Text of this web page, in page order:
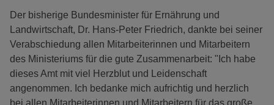
Der bisherige Bundesminister für Ernährung und
Landwirtschaft, Dr. Hans-Peter Friedrich, dankte bei seiner
Verabschiedung allen Mitarbeiterinnen und Mitarbeitern
des Ministeriums für die gute Zusammenarbeit: "Ich habe
dieses Amt mit viel Herzblut und Leidenschaft
angenommen. Ich bedanke mich aufrichtig und herzlich
bei allen Mitarbeiterinnen und Mitarbeitern für das große